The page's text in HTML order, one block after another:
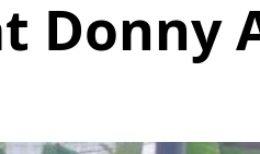
Donny